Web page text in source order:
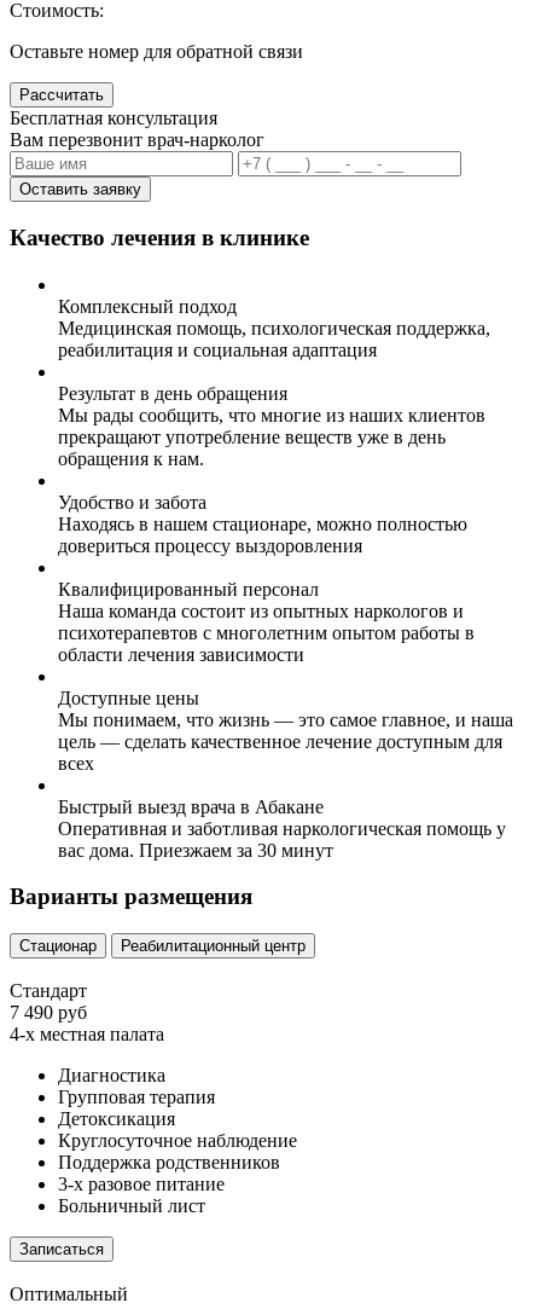
Стоимость:
Оставьте номер для обратной связи
Рассчитать
Бесплатная консультация
Вам перезвонит врач-нарколог
Оставить заявку
Качество лечения в клинике
Комплексный подход
Медицинская помощь, психологическая поддержка,
реабилитация и социальная адаптация
Результат в день обращения
Мы рады сообщить, что многие из наших клиентов
прекращают употребление веществ уже в день
обращения к нам.
Удобство и забота
Находясь в нашем стационаре, можно полностью
довериться процессу выздоровления
Квалифицированный персонал
Наша команда состоит из опытных наркологов и
психотерапевтов с многолетним опытом работы в
области лечения зависимости
Доступные цены
Мы понимаем, что жизнь — это самое главное, и наша
цель — сделать качественное лечение доступным для
всех
Быстрый выезд врача в Абакане
Оперативная и заботливая наркологическая помощь у
вас дома. Приезжаем за 30 минут
Варианты размещения
Стационар Реабилитационный центр
Стандарт
7 490 руб
4-х местная палата
Диагностика
Групповая терапия
Детоксикация
Круглосуточное наблюдение
Поддержка родственников
3-х разовое питание
Больничный лист
Записаться
Оптимальный